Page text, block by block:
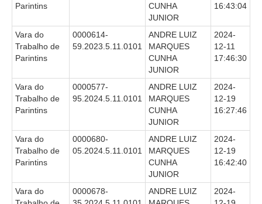
Sustentabilidade
Acessibilidade
LGPD
Legislação
Acórdãos
Atos Administrativos
Biblioteca Digital
Código de Ética dos Servidores
Diário Eletrônico JT
Parintins
CUNHA
JUNIOR
16:43:04
Vara do
Trabalho de
Parintins
0000614-
59.2023.5.11.0101
ANDRE LUIZ
MARQUES
CUNHA
JUNIOR
2024-
12-11
17:46:30
Vara do
Trabalho de
Parintins
0000577-
95.2024.5.11.0101
ANDRE LUIZ
MARQUES
CUNHA
JUNIOR
2024-
12-19
16:27:46
Vara do
Trabalho de
Parintins
0000680-
05.2024.5.11.0101
ANDRE LUIZ
MARQUES
CUNHA
JUNIOR
2024-
12-19
16:42:40
Vara do
0000678-
ANDRE LUIZ
2024-